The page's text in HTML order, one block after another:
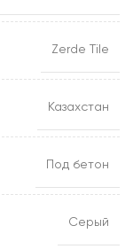
Zerde Tile
Казахстан
Под бетон
Серый